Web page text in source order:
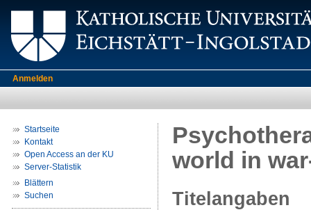
Anmelden
Startseite
Kontakt
Open Access an der KU
Server-Statistik
Blättern
Suchen
world in
Titelangaben